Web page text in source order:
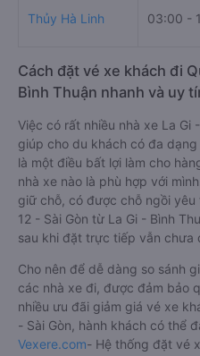
Thủy Hà Linh 03:00 -
Cách đặt vé xe khách đi
Bình Thuận nhanh và uy
Việc có rất nhiều nhà xe La Gi
giúp cho du khách có đa
là một điều bất lợi làm cho
nhà xe nào là phù hợp với
giữ chỗ, có được chỗ ngồi
12 - Sài Gòn từ La Gi - Bình
sau khi đặt trực tiếp vẫn chưa
Cho nên để dễ dàng so sánh
các nhà xe đi, được đảm bảo
nhiều ưu đãi giảm giá vé xe
- Sài Gòn, hành khách có thể
Vexere.com- Hệ thống đặt vé